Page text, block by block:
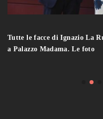
Tutte le facce di Ignazio La
a Palazzo Madama. Le foto